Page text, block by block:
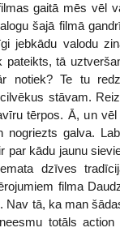
gaitā mēs vēl
šajā filmā
jebkādu valodu
tā
notiek? Te tu
stāvam.
tērpos. Ā, un
nogriezts galva.
par kādu jaunu
dzīves
filma
Nav tā, ka man
totāls action